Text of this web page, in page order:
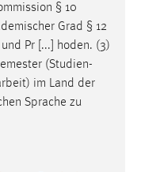
§ 10
Grad § 12
Pr [...] hoden. (3)
(Studien-
) im Land der
Sprache zu